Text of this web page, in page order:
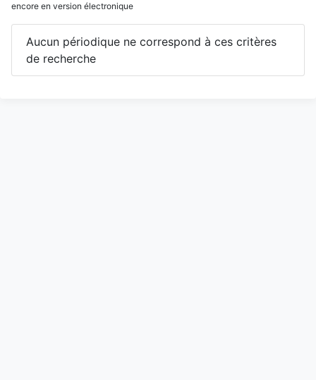
encore en version électronique
Aucun périodique ne correspond à ces critères
de recherche